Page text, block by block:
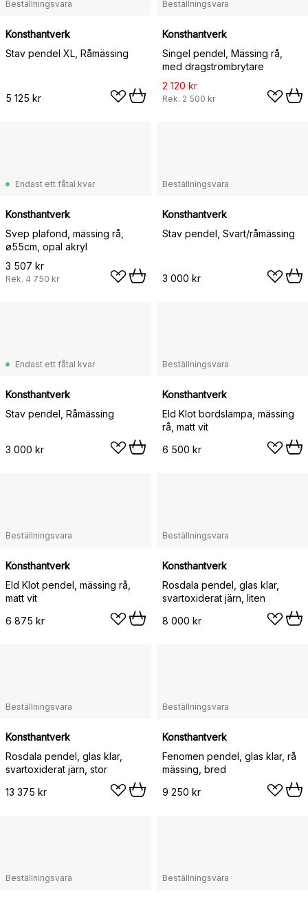
Beställningsvara
Konsthantverk
Stav pendel XL, Råmässing
5 125 kr
Beställningsvara
Konsthantverk
Singel pendel, Mässing rå,
med dragströmbrytare
2 120 kr
Rek. 2 500 kr
Endast ett fåtal kvar
Konsthantverk
Svep plafond, mässing rå,
ø55cm, opal akryl
3 507 kr
Rek. 4 750 kr
Beställningsvara
Konsthantverk
Stav pendel, Svart/råmässing
3 000 kr
Endast ett fåtal kvar
Konsthantverk
Stav pendel, Råmässing
3 000 kr
Beställningsvara
Konsthantverk
Eld Klot bordslampa, mässing
rå, matt vit
6 500 kr
Beställningsvara
Konsthantverk
Eld Klot pendel, mässing rå,
matt vit
6 875 kr
Beställningsvara
Konsthantverk
Rosdala pendel, glas klar,
svartoxiderat järn, liten
8 000 kr
Beställningsvara
Konsthantverk
Rosdala pendel, glas klar,
svartoxiderat järn, stor
13 375 kr
Beställningsvara
Konsthantverk
Fenomen pendel, glas klar, rå
mässing, bred
9 250 kr
Beställningsvara Beställningsvara